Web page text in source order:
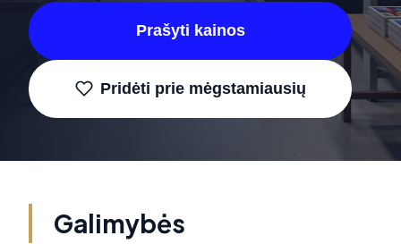
Prašyti kainos
Pridėti prie mėgstamiausių
Galimybės